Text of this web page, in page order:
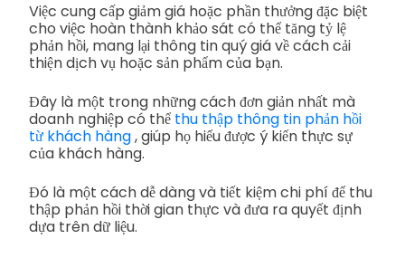
Việc cung cấp giảm giá hoặc phần thưởng đặc biệt
cho việc hoàn thành khảo sát có thể tăng tỷ lệ
phản hồi, mang lại thông tin quý giá về cách cải
thiện dịch vụ hoặc sản phẩm của bạn.
Đây là một trong những cách đơn giản nhất mà
doanh nghiệp có thể thu thập thông tin phản hồi
từ khách hàng, giúp họ hiểu được ý kiến thực sự
của khách hàng.
Đó là một cách dễ dàng và tiết kiệm chi phí để thu
thập phản hồi thời gian thực và đưa ra quyết định
dựa trên dữ liệu.